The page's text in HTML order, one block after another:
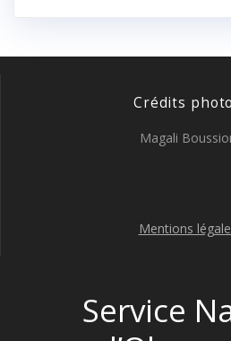
Crédits
Magali
Mentions
Service